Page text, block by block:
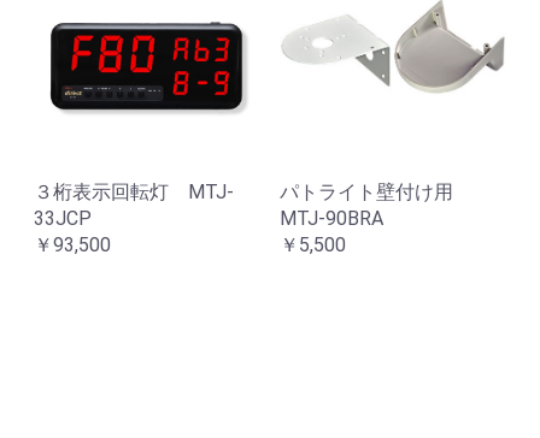
３桁表示回転灯 MTJ-
33JCP
￥93,500
パトライト壁付け用
MTJ-90BRA
￥5,500